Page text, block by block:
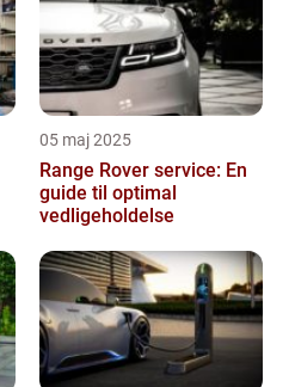
05 maj 2025
Range Rover service: En
guide til optimal
vedligeholdelse